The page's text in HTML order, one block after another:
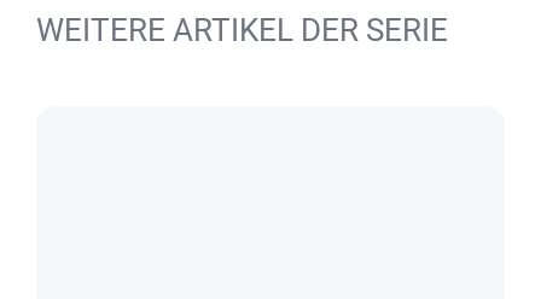
WEITERE ARTIKEL DER SERIE